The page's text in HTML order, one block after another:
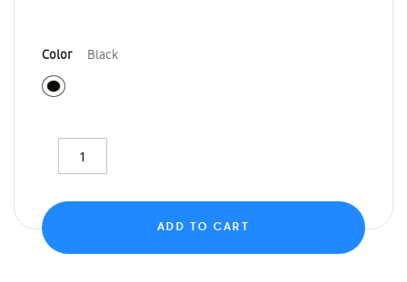
Color Black
ADD TO CART